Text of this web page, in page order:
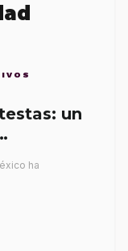
un
ha